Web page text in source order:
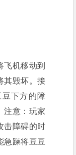
飞机移动到
其毁坏。接
下方的障
注意：玩家
击障碍的时
急躁将豆豆